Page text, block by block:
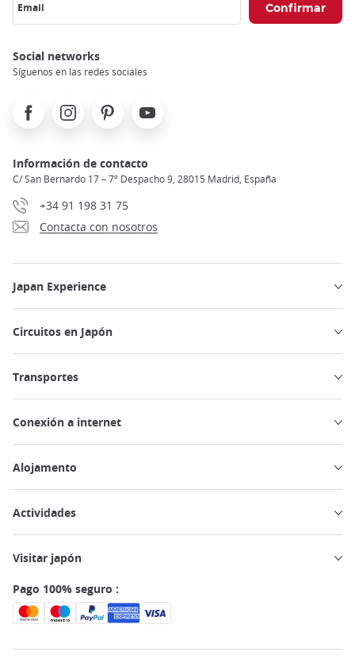
Email
Social networks
Síguenos en las redes sociales
FacebookInstagramPinterest Youtube
Información de contacto
C/ San Bernardo 17 – 7º Despacho 9, 28015 Madrid, España
+34 91 198 31 75
Contacta con nosotros
Japan Experience
Circuitos en Japón
Transportes
Conexión a internet
Alojamento
Actividades
Visitar japón
Pago 100% seguro :